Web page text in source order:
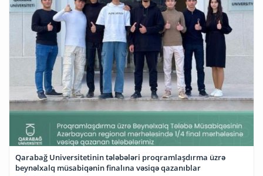
Qarabağ Universitetinin tələbələri proqramlaşdırma üzrə
beynəlxalq müsabiqənin finalına vəsiqə qazanıblar